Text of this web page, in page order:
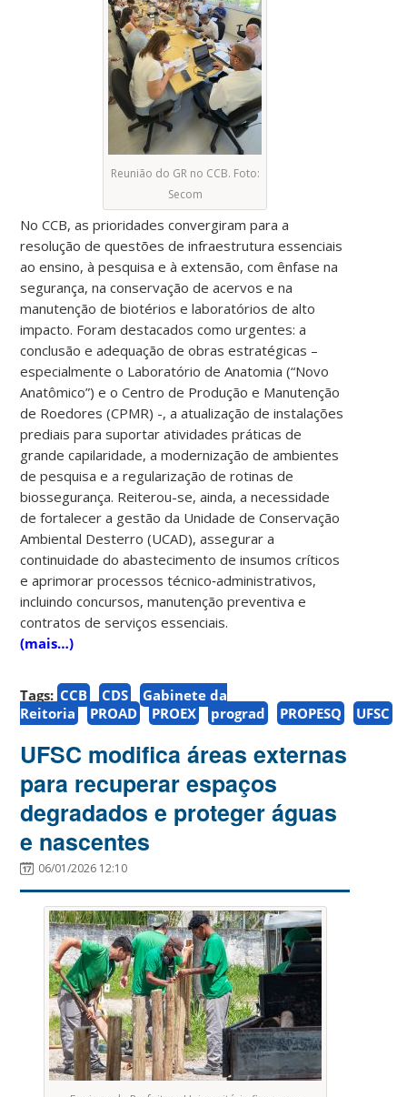
Reunião do GR no CCB. Foto:
Secom
No CCB, as prioridades convergiram para a
resolução de questões de infraestrutura essenciais
ao ensino, à pesquisa e à extensão, com ênfase na
segurança, na conservação de acervos e na
manutenção de biotérios e laboratórios de alto
impacto. Foram destacados como urgentes: a
conclusão e adequação de obras estratégicas –
especialmente o Laboratório de Anatomia (“Novo
Anatômico”) e o Centro de Produção e Manutenção
de Roedores (CPMR) -, a atualização de instalações
prediais para suportar atividades práticas de
grande capilaridade, a modernização de ambientes
de pesquisa e a regularização de rotinas de
biossegurança. Reiterou-se, ainda, a necessidade
de fortalecer a gestão da Unidade de Conservação
Ambiental Desterro (UCAD), assegurar a
continuidade do abastecimento de insumos críticos
e aprimorar processos técnico‑administrativos,
incluindo concursos, manutenção preventiva e
contratos de serviços essenciais.
(mais…)
Tags: CCB CDS
Gabinete da
Reitoria
PROAD PROEX prograd PROPESQ UFSC
UFSC modifica áreas externas
para recuperar espaços
degradados e proteger águas
e nascentes
06/01/2026 12:10